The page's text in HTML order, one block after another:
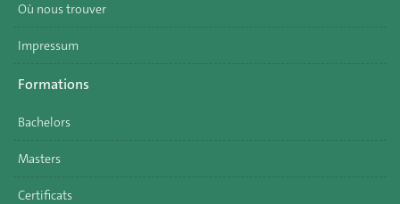
Où nous trouver
Impressum
Formations
Bachelors
Masters
Certificats